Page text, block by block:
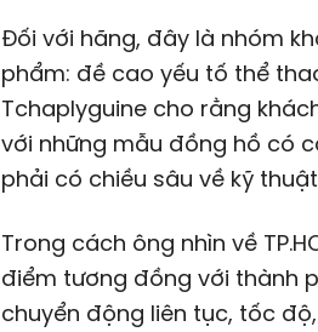
Đối với hãng, đây là nhóm
phẩm: đề cao yếu tố thể
Tchaplyguine cho rằng
với những mẫu đồng hồ có
phải có chiều sâu về kỹ
Trong cách ông nhìn về
điểm tương đồng với thành
chuyển động liên tục, tốc